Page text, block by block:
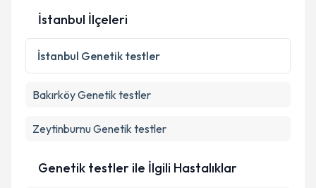
İstanbul İlçeleri
İstanbul Genetik testler
BakırköyGenetik testler
ZeytinburnuGenetik testler
Genetik testler ile İlgili Hastalıklar